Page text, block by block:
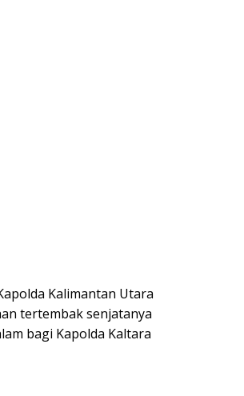
Kalimantan Utara
tertembak senjatanya
bagi Kapolda Kaltara